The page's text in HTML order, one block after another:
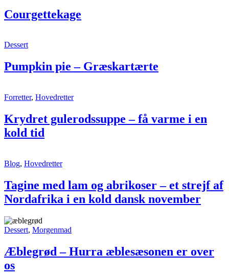
Courgettekage
Pumpkin
–
Græskartærte
Dessert
Pumpkin pie – Græskartærte
Krydret
–
få
varme
kold
tid
Forretter, Hovedretter
Krydret gulerodssuppe – få varme i en
kold tid
Tagine
lam
og
abrikoser
et
strejf
af
Nordafrika
i
en
kold
Blog, Hovedretter
Tagine med lam og abrikoser – et strejf af
Nordafrika i en kold dansk november
Æblegrød
Hurra
æblesæsonen
er
Dessert, Morgenmad
Æblegrød – Hurra æblesæsonen er over
os